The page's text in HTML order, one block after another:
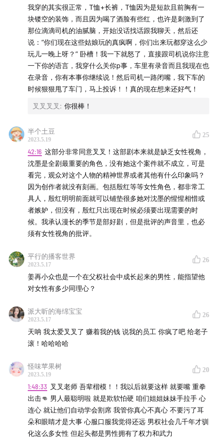
我穿的其实很正常，T恤+长裤，T恤因为是短款且前胸有一
块镂空的装饰，而且因为喝了酒脸有些红，也许是刺激到了
那位滴滴司机的油腻脑，开始没话找话跟我聊天，然后还
说：“你们现在这些姑娘玩的真疯啊，你们出来玩都穿这么少
玩儿一晚上呀？” 卧槽！我一下就怒了，直接跟司机说你注意
一下你的语言，我穿什么关你p事，车里有录音而且我现在也
在录音，你有本事你继续说！然后司机一路闭嘴，我下车的
时候狠狠甩了车门，马上投诉！！真的现在想来还好气！
叉叉叉叉 : 你很棒！
半个土豆
2023.5.19
25
42:16 这部分非常同意叉叉！这部剧本来就是缺乏女性视角，
沈墨是全剧最重要的角色，没有她这个案件就不成立，可是
看完，观众对这个人物的精神世界或者其他有什么印象吗？
因为创作者就没有刻画。包括殷红等等女性角色，都非常工
具人，殷红明明前面就可以铺垫很多她对沈墨的惺惺相惜或
者嫉妒，但没有，殷红只出现在时候必须要出现需要的时
候。我承认漫长的季节是部好剧，但是批评的声音里，也必
须有女性视角的批评。
平行的播客世界
2023.5.17
26
姜再小众也是一个在父权社会中成长起来的男性，能指望他
对女性有多少同理心？
派大昕的海绵宝宝
2023.5.17
26
天呐 我太爱叉叉了 赚着我的钱 说我的员工 你疯了吧 给老子
滚！哈哈哈哈
怪味苹果树
2023.5.19
20
1:48:33 叉叉老师 吾辈楷模！！我以后就要这样 就要嘴 重拳
出击👊 男人最聪明啦 就是欺软怕硬 咱们姐姐妹妹手拉手 心
连心 就让他们自动学会割席 我管你真心不真心 不要污了耳
朵和眼睛才是大事 心服口服我觉得还远 男权社会几千年才驯
化这么多女性 但起头都是男性拥有了权力和武力